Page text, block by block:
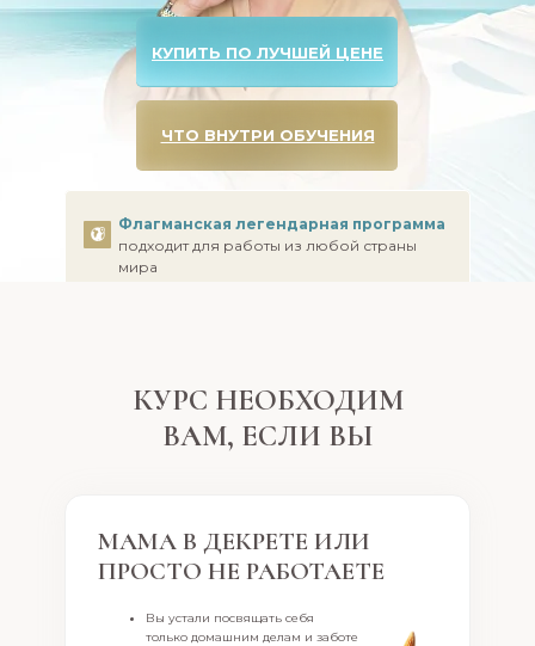
ЧТО ВНУТРИ ОБУЧЕНИЯ
Флагманская легендарная программа
подходит для работы из любой страны
мира
КУПИТЬ ПО ЛУЧШЕЙ ЦЕНЕ
КУРС НЕОБХОДИМ
ВАМ, ЕСЛИ ВЫ
МАМА В ДЕКРЕТЕ ИЛИ
ПРОСТО НЕ РАБОТАЕТЕ
Вы устали посвящать себя
только домашним делам и заботе